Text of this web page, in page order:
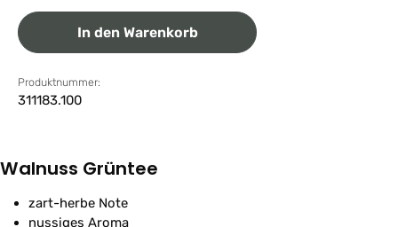
In den Warenkorb
Produktnummer:
311183.100
Walnuss Grüntee
zart-herbe Note
nussiges Aroma